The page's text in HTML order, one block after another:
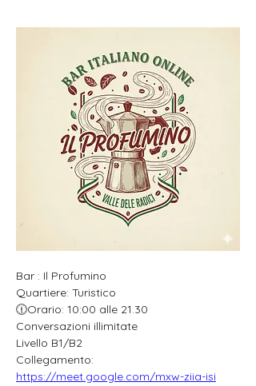
Bar : Il Profumino
Quartiere: Turistico
🕧Orario: 10:00 alle 21.30
Conversazioni illimitate
Livello B1/B2
Collegamento:
https://meet.google.com/mxw-ziia-isi